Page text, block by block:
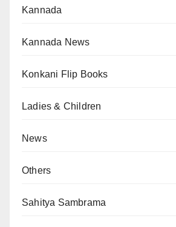
Kannada
Kannada News
Konkani Flip Books
Ladies & Children
News
Others
Sahitya Sambrama